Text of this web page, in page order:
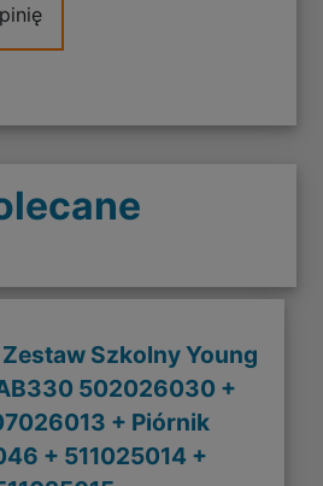
Szkolny Young
502026030 +
+ Piórnik
+ 511025014 +